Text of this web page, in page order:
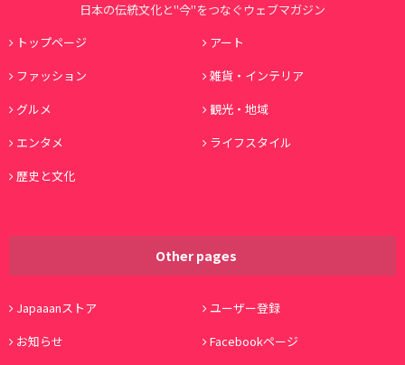
日本の伝統文化と"今"をつなぐウェブマガジン
トップページ
アート
ファッション
雑貨・インテリア
グルメ
観光・地域
エンタメ
ライフスタイル
歴史と文化
Other pages
Japaaanストア
ユーザー登録
お知らせ
Facebookページ